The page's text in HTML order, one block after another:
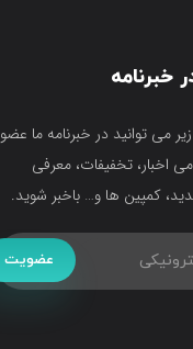
خبرنامه
می توانید در خبرنامه ما عضو
اخبار، تخفیفات، معرفی
کمپین ها و… باخبر شوید.
عضویت